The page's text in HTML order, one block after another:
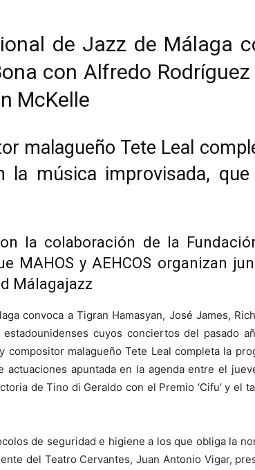
de Jazz de Málaga
con Alfredo
McKelle
malagueño Tete Leal
la música improvisada,
la colaboración de la
MAHOS y AEHCOS organizan
Málagajazz
convoca a Tigran Hamasyan, José James,
cuyos conciertos del pasado
compositor malagueño Tete Leal completa la
actuaciones apuntada en la agenda entre el
de Tino di Geraldo con el Premio ‘Cifu’ y el
de seguridad e higiene a los que obliga la
del Teatro Cervantes, Juan Antonio Vigar,